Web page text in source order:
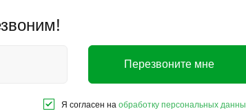
Я согласен на обработку персональных
Перезвоните мне